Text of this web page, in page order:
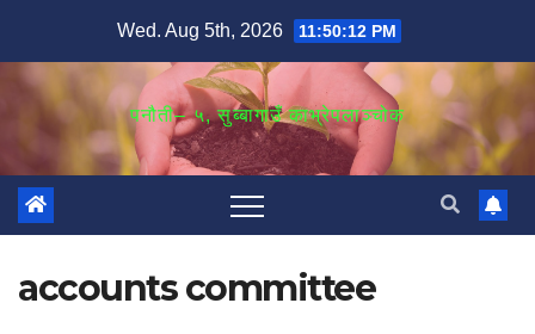
content
Wed. Aug 5th, 2026 11:50:12 PM
पनौती– ५, सुब्बागाउँ काभ्रेपलाञ्‍चोक
accounts committee